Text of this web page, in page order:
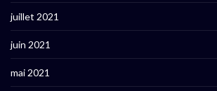
juillet 2021
juin 2021
mai 2021